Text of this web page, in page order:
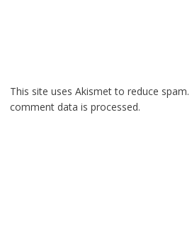
This site uses Akismet to reduce spam.
comment data is processed.